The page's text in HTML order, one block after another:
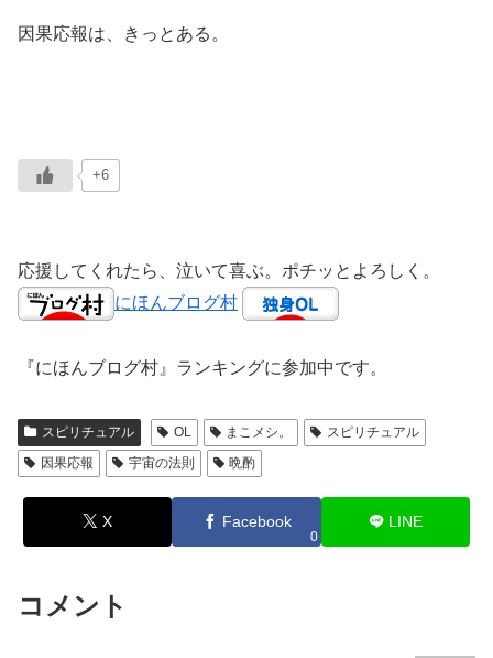
因果応報は、きっとある。
+6
応援してくれたら、泣いて喜ぶ。ポチッとよろしく。
にほんブログ村
『にほんブログ村』ランキングに参加中です。
スピリチュアル OL まこメシ。
スピリチュアル
因果応報
宇宙の法則 晩酌
X Facebook
0
LINE
コメント